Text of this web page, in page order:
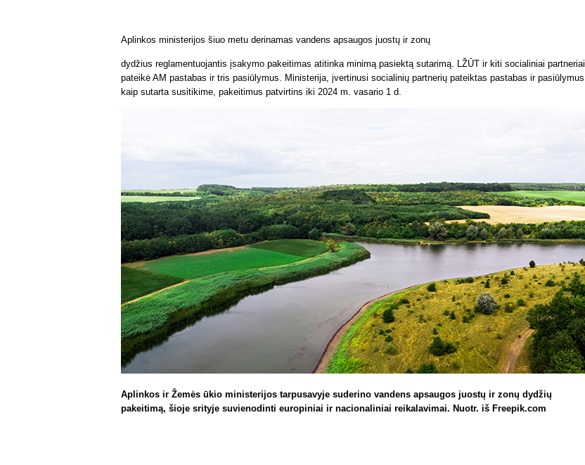
Aplinkos ministerijos šiuo metu derinamas vandens apsaugos juostų ir zonų
dydžius reglamentuojantis įsakymo pakeitimas atitinka minimą pasiektą sutarimą. LŽŪT ir kiti socialiniai partneriai
pateikė AM pastabas ir tris pasiūlymus. Ministerija, įvertinusi socialinių partnerių pateiktas pastabas ir pasiūlymus,
kaip sutarta susitikime, pakeitimus patvirtins iki 2024 m. vasario 1 d.
Aplinkos ir Žemės ūkio ministerijos tarpusavyje suderino vandens apsaugos juostų ir zonų dydžių
pakeitimą, šioje srityje suvienodinti europiniai ir nacionaliniai reikalavimai. Nuotr. iš Freepik.com